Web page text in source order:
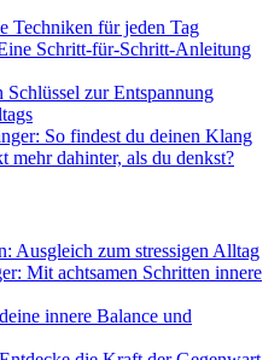
Techniken für jeden Tag
Schritt-für-Schritt-Anleitung
zur Entspannung
So findest du deinen Klang
mehr dahinter, als du denkst?
Ausgleich zum stressigen Alltag
Mit achtsamen Schritten innere
innere Balance und